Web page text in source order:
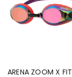
ARENA ZOOM X FIT